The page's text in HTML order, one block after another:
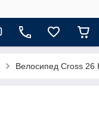
Велосипед Cross